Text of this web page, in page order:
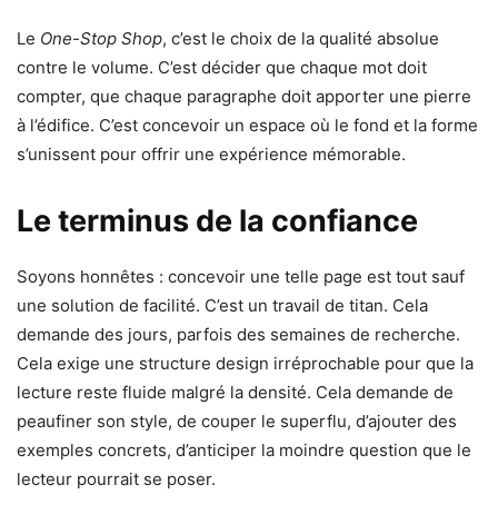
Le One-Stop Shop, c’est le choix de la qualité absolue
contre le volume. C’est décider que chaque mot doit
compter, que chaque paragraphe doit apporter une pierre
à l’édifice. C’est concevoir un espace où le fond et la forme
s’unissent pour offrir une expérience mémorable.
Le terminus de la confiance
Soyons honnêtes : concevoir une telle page est tout sauf
une solution de facilité. C’est un travail de titan. Cela
demande des jours, parfois des semaines de recherche.
Cela exige une structure design irréprochable pour que la
lecture reste fluide malgré la densité. Cela demande de
peaufiner son style, de couper le superflu, d’ajouter des
exemples concrets, d’anticiper la moindre question que le
lecteur pourrait se poser.